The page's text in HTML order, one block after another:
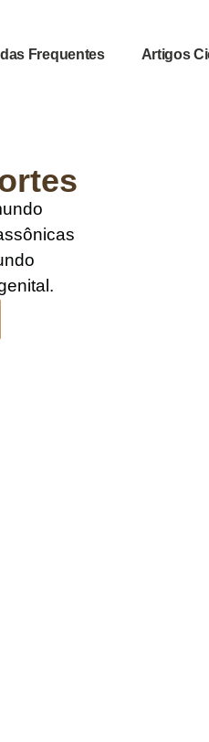
Frequentes Artigos